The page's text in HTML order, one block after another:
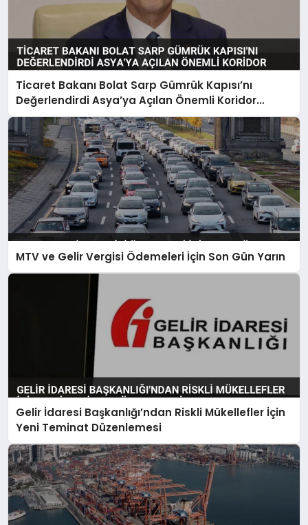
Ticaret Bakanı Bolat Sarp Gümrük Kapısı’nı
Değerlendirdi Asya’ya Açılan Önemli Koridor
Vurgusu
MTV ve Gelir Vergisi Ödemeleri İçin Son Gün Yarın
Gelir İdaresi Başkanlığı’ndan Riskli Mükellefler İçin
Yeni Teminat Düzenlemesi